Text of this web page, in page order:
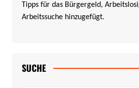
Tipps für das Bürgergeld,
Arbeitssuche hinzugefügt.
SUCHE